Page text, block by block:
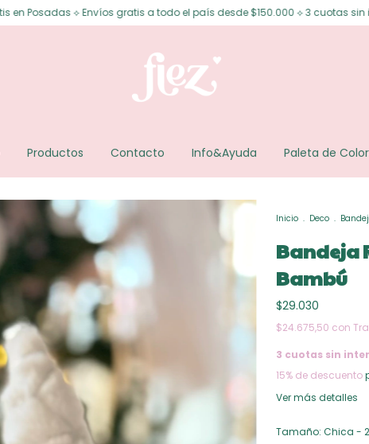
gratis a todo el país desde $150.000 ⟡ 3 cuotas sin interés ⟡ 6
Productos Contacto Info&Ayuda Paleta de
Inicio . Deco .
Bandeja
Bambú
$29.030
$24.675,50 con
3 cuotas sin
15% de descuento
Ver más detalles
Tamaño: Chica -